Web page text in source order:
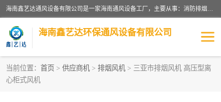
海南鑫艺达通风设备有限公司是一家海南通风设备工厂，主要从事：消防排烟工程、油烟净化工程、厨房排烟工程、酒店厨房设备、新风排风系统、镀锌铁皮管道加工、暖通工程、通风管道安装、消防火阀百叶风口等业务。公司拥有管道及配件一体化工厂生产线，良好的售后服务，良好的设计团队，良好的施工团队、良好管理人员，掌握畅通丰富的信息、市场渠道。
海南鑫艺达环保通风设备有限公司
当前位置： 首页 > 供应商机 > 排烟风机 > 三亚市排烟风机 高压型离
心柜式风机
海南暖通工程